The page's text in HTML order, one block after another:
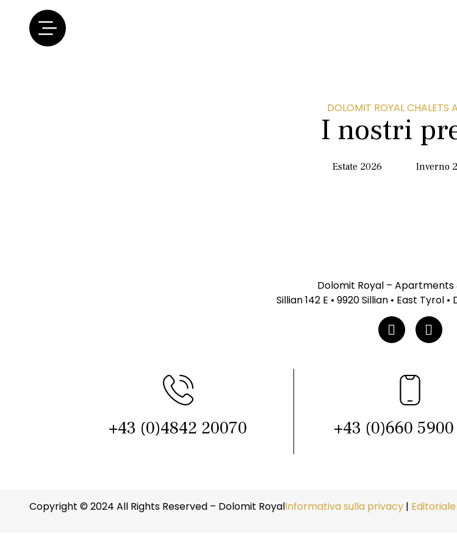
DOLOMIT ROYAL CHALETS
I nostri
Estate 2026 Inverno
Dolomit Royal – Apartments
Sillian 142 E • 9920 Sillian • East Tyrol
+43 (0)4842 20070 +43 (0)660
Copyright © 2024 All Rights Reserved – Dolomit RoyalInformativa sulla privacy | Editoriale